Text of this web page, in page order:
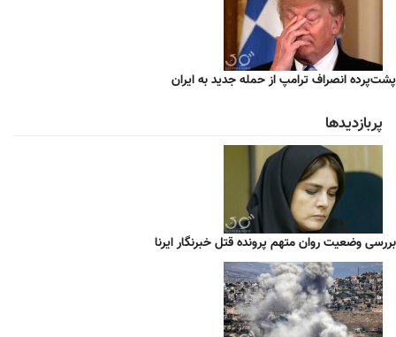
پشت‌پرده انصراف ترامپ از حمله جدید به ایران
پربازدیدها
بررسی وضعیت روان متهم پرونده قتل خبرنگار ایرنا